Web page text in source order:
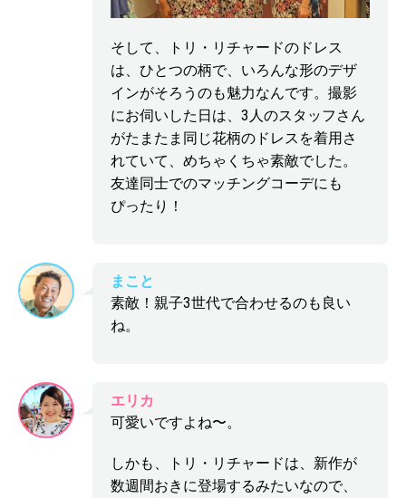
そして、トリ・リチャードのドレス
は、ひとつの柄で、いろんな形のデザ
インがそろうのも魅力なんです。撮影
にお伺いした日は、3人のスタッフさん
がたまたま同じ花柄のドレスを着用さ
れていて、めちゃくちゃ素敵でした。
友達同士でのマッチングコーデにも
ぴったり！
まこと
素敵！親子3世代で合わせるのも良い
ね。
エリカ
可愛いですよね〜。
しかも、トリ・リチャードは、新作が
数週間おきに登場するみたいなので、